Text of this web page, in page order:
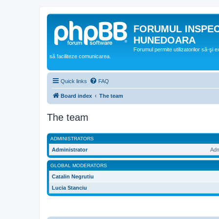
FORUMUL
HUNEDOARA
Forumul permite utilizatorilor să-şi
să faciliteze comunicarea.
Quick links FAQ
Board index The team
The team
ADMINISTRATORS
Administrator
GLOBAL MODERATORS
Catalin Negrutiu
Lucia Stanciu